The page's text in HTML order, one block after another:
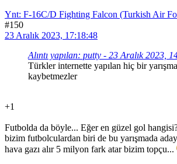
Ynt: F-16C/D Fighting Falcon (Turkish Air
#150
23 Aralık 2023, 17:18:48
Alıntı yapılan: putty - 23 Aralık 2023,
Türkler internette yapılan hiç bir
kaybetmezler
+1
Futbolda da böyle... Eğer en güzel gol hangisi?
bizim futbolculardan biri de bu yarışmada
hava gazı alır 5 milyon fark atar bizim topçu...